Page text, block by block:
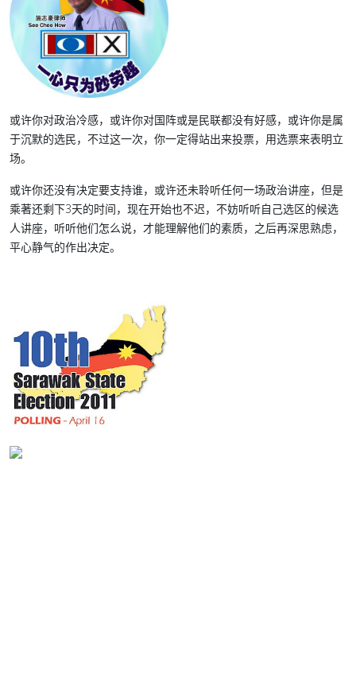
或许你对政治冷感，或许你对国阵或是民联都没有好感，或许你是属
于沉默的选民，不过这一次，你一定得站出来投票，用选票来表明立
场。
或许你还没有决定要支持谁，或许还未聆听任何一场政治讲座，但是
乘著还剩下3天的时间，现在开始也不迟，不妨听听自己选区的候选
人讲座，听听他们怎么说，才能理解他们的素质，之后再深思熟虑，
平心静气的作出决定。